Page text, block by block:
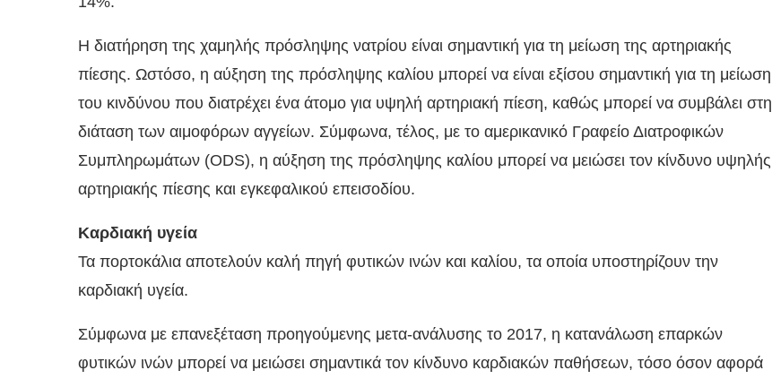
Η διατήρηση της χαμηλής πρόσληψης νατρίου είναι σημαντική για τη μείωση της αρτηριακής
πίεσης. Ωστόσο, η αύξηση της πρόσληψης καλίου μπορεί να είναι εξίσου σημαντική για τη μείωση
του κινδύνου που διατρέχει ένα άτομο για υψηλή αρτηριακή πίεση, καθώς μπορεί να συμβάλει στη
διάταση των αιμοφόρων αγγείων. Σύμφωνα, τέλος, με το αμερικανικό Γραφείο Διατροφικών
Συμπληρωμάτων (ODS), η αύξηση της πρόσληψης καλίου μπορεί να μειώσει τον κίνδυνο υψηλής
αρτηριακής πίεσης και εγκεφαλικού επεισοδίου.
Καρδιακή υγεία
Τα πορτοκάλια αποτελούν καλή πηγή φυτικών ινών και καλίου, τα οποία υποστηρίζουν την
καρδιακή υγεία.
Σύμφωνα με επανεξέταση προηγούμενης μετα-ανάλυσης το 2017, η κατανάλωση επαρκών
φυτικών ινών μπορεί να μειώσει σημαντικά τον κίνδυνο καρδιακών παθήσεων, τόσο όσον αφορά